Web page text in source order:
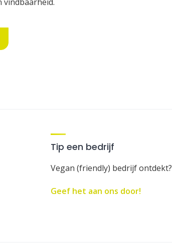
Tip een bedrijf
Vegan (friendly) bedrijf ontdekt?
Geef het aan ons door!